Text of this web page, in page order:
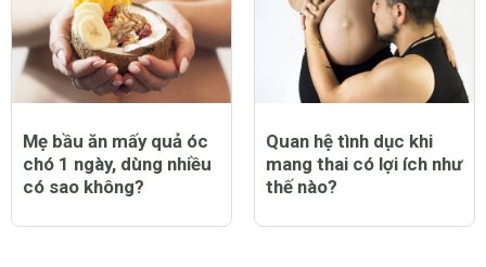
Mẹ bầu ăn mấy quả óc
chó 1 ngày, dùng nhiều
có sao không?
Quan hệ tình dục khi
mang thai có lợi ích như
thế nào?